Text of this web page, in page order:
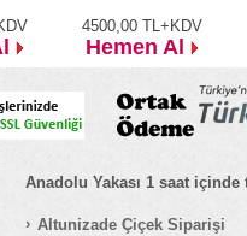
4500,00 TL+KDV
Hemen Al
Anadolu Yakası 1 saat içinde
Altunizade Çiçek Siparişi